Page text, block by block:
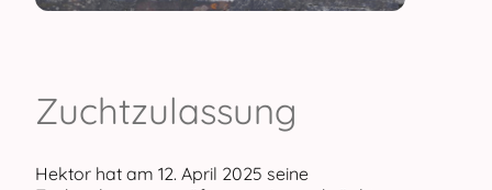
Zuchtzulassung
Hektor hat am 12. April 2025 seine